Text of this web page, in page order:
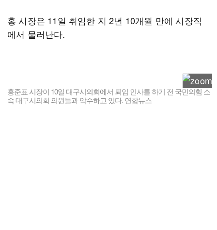
홍 시장은 11일 취임한 지 2년 10개월 만에 시장직
에서 물러난다.
홍준표 시장이 10일 대구시의회에서 퇴임 인사를 하기 전 국민의힘 소
속 대구시의회 의원들과 악수하고 있다. 연합뉴스